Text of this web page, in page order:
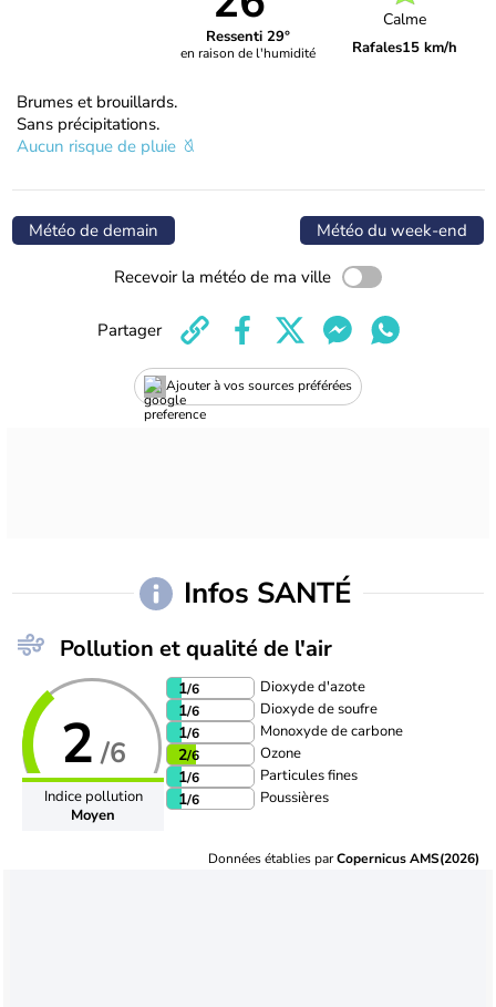
Ressenti 29°
en raison de l'humidité
Calme
Rafales15 km/h
Brumes et brouillards.
Sans précipitations.
Aucun risque de pluie
Météo de demain Météo du week-end
Recevoir la météo de ma ville
Ajouter à vos sources préférées
Partager
Infos SANTÉ
Pollution et qualité de l'air
2 /6
Indice pollution
Moyen
1/6 Dioxyde d'azote
1/6 Dioxyde de soufre
1/6 Monoxyde de carbone
2/6 Ozone
1/6 Particules fines
1/6 Poussières
Données établies parCopernicus AMS(2026)